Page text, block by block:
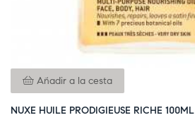
Añadir a la cesta
NUXE HUILE PRODIGIEUSE RICHE 100ML